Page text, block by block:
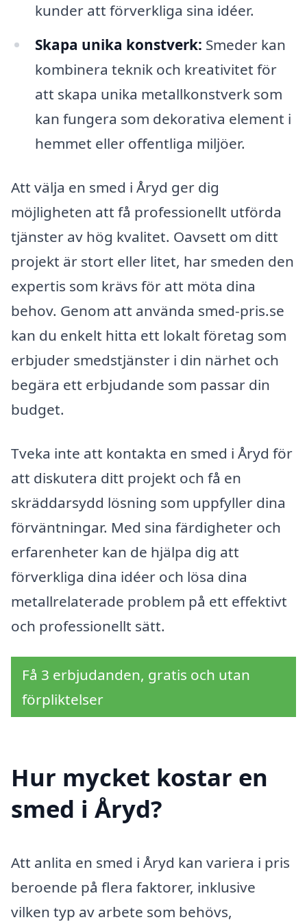
kunder att förverkliga sina idéer.
Skapa unika konstverk: Smeder kan
kombinera teknik och kreativitet för
att skapa unika metallkonstverk som
kan fungera som dekorativa element i
hemmet eller offentliga miljöer.
Att välja en smed i Åryd ger dig
möjligheten att få professionellt utförda
tjänster av hög kvalitet. Oavsett om ditt
projekt är stort eller litet, har smeden den
expertis som krävs för att möta dina
behov. Genom att använda smed-pris.se
kan du enkelt hitta ett lokalt företag som
erbjuder smedstjänster i din närhet och
begära ett erbjudande som passar din
budget.
Tveka inte att kontakta en smed i Åryd för
att diskutera ditt projekt och få en
skräddarsydd lösning som uppfyller dina
förväntningar. Med sina färdigheter och
erfarenheter kan de hjälpa dig att
förverkliga dina idéer och lösa dina
metallrelaterade problem på ett effektivt
och professionellt sätt.
Få 3 erbjudanden, gratis och utan
förpliktelser
Hur mycket kostar en
smed i Åryd?
Att anlita en smed i Åryd kan variera i pris
beroende på flera faktorer, inklusive
vilken typ av arbete som behövs,